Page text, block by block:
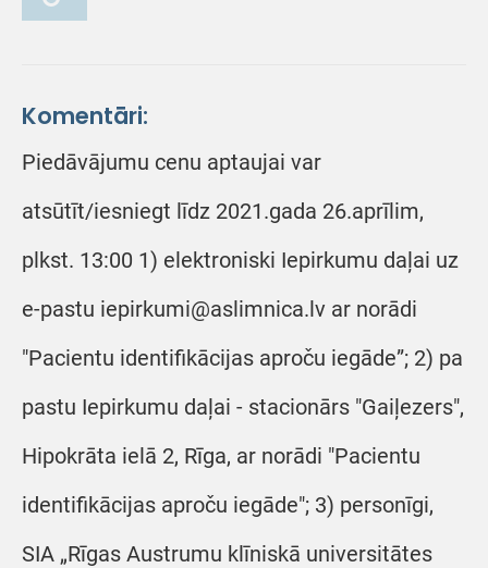
Komentāri:
Piedāvājumu cenu aptaujai var
atsūtīt/iesniegt līdz 2021.gada 26.aprīlim,
plkst. 13:00 1) elektroniski Iepirkumu daļai uz
e-pastu iepirkumi@aslimnica.lv ar norādi
"Pacientu identifikācijas aproču iegāde”; 2) pa
pastu Iepirkumu daļai - stacionārs "Gaiļezers",
Hipokrāta ielā 2, Rīga, ar norādi "Pacientu
identifikācijas aproču iegāde"; 3) personīgi,
SIA „Rīgas Austrumu klīniskā universitātes